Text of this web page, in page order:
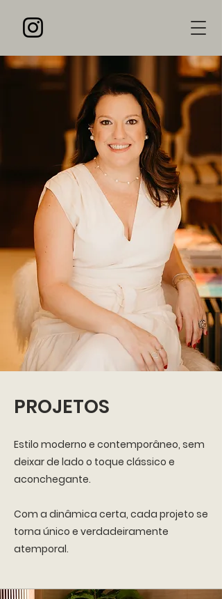
PROJETOS
Estilo moderno e contemporâneo, sem
deixar de lado o toque clássico e
aconchegante.
Com a dinâmica certa, cada projeto se
torna único e verdadeiramente
atemporal.